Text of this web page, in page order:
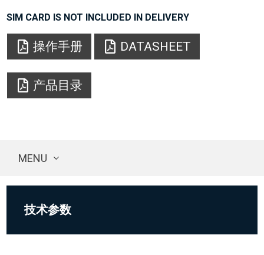
SIM CARD IS NOT INCLUDED IN DELIVERY
操作手册 DATASHEET
产品目录
MENU
技术参数